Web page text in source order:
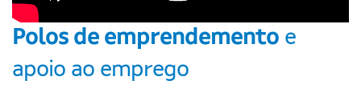
Polos de emprendemento e
apoio ao emprego